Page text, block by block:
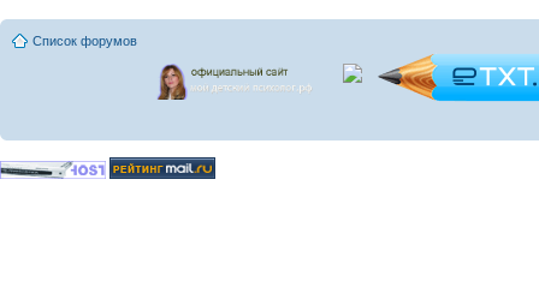
Список форумов